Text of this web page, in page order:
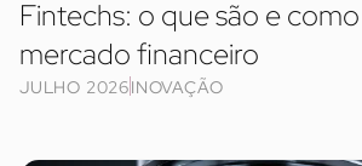
Fintechs: o que são e
mercado financeiro
JULHO 2026INOVAÇÃO